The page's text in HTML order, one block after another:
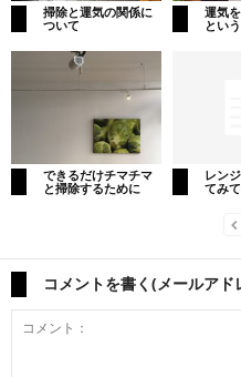
掃除と運気の関係に
ついて
運気
とい
できるだけチマチマ
と掃除するために
レン
てみ
コメントを書く(メールア